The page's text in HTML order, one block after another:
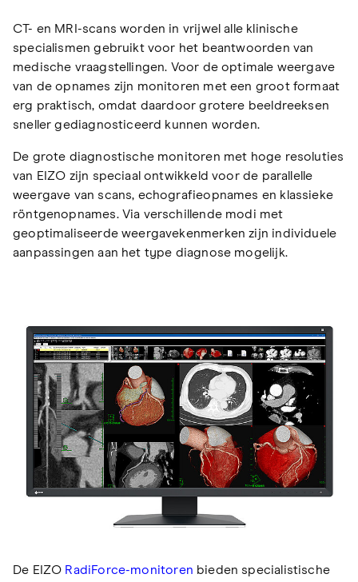
CT- en MRI-scans worden in vrijwel alle klinische
specialismen gebruikt voor het beantwoorden van
medische vraagstellingen. Voor de optimale weergave
van de opnames zijn monitoren met een groot formaat
erg praktisch, omdat daardoor grotere beeldreeksen
sneller gediagnosticeerd kunnen worden.
De grote diagnostische monitoren met hoge resoluties
van EIZO zijn speciaal ontwikkeld voor de parallelle
weergave van scans, echografieopnames en klassieke
röntgenopnames. Via verschillende modi met
geoptimaliseerde weergavekenmerken zijn individuele
aanpassingen aan het type diagnose mogelijk.
De EIZO RadiForce-monitoren bieden specialistische